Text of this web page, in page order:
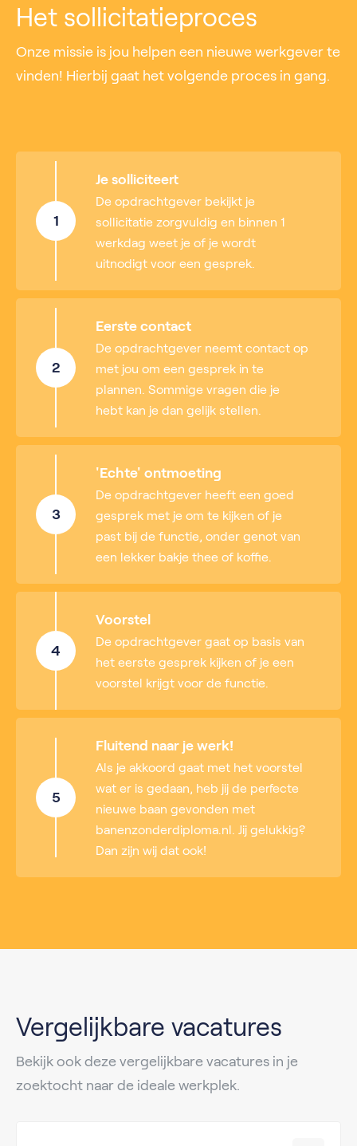
Het sollicitatieproces
Onze missie is jou helpen een nieuwe werkgever te
vinden! Hierbij gaat het volgende proces in gang.
1
Je solliciteert
De opdrachtgever bekijkt je
sollicitatie zorgvuldig en binnen 1
werkdag weet je of je wordt
uitnodigt voor een gesprek.
2
Eerste contact
De opdrachtgever neemt contact op
met jou om een gesprek in te
plannen. Sommige vragen die je
hebt kan je dan gelijk stellen.
3
'Echte' ontmoeting
De opdrachtgever heeft een goed
gesprek met je om te kijken of je
past bij de functie, onder genot van
een lekker bakje thee of koffie.
4
Voorstel
De opdrachtgever gaat op basis van
het eerste gesprek kijken of je een
voorstel krijgt voor de functie.
5
Fluitend naar je werk!
Als je akkoord gaat met het voorstel
wat er is gedaan, heb jij de perfecte
nieuwe baan gevonden met
banenzonderdiploma.nl. Jij gelukkig?
Dan zijn wij dat ook!
Vergelijkbare vacatures
Bekijk ook deze vergelijkbare vacatures in je
zoektocht naar de ideale werkplek.